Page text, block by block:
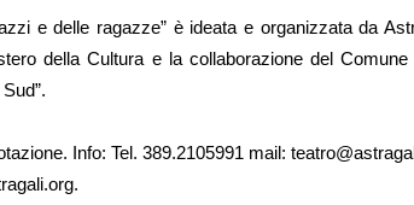
e delle ragazze” è ideata e organizzata da
della Cultura e la collaborazione del
Info: Tel. 389.2105991 mail: